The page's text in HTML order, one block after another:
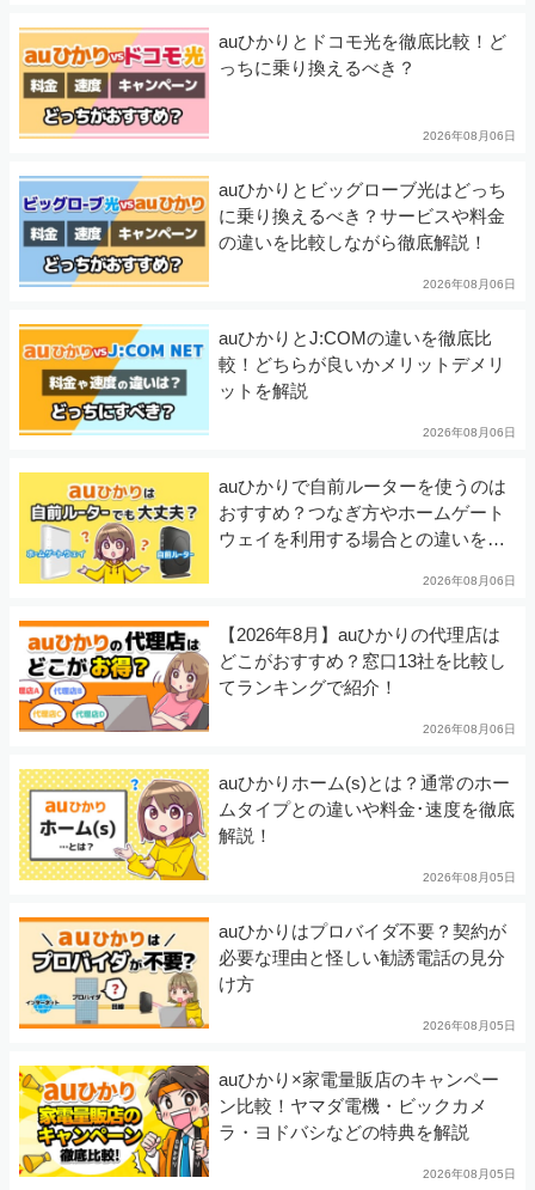
auひかりとドコモ光を徹底比較！ど
っちに乗り換えるべき？
2026年08月06日
auひかりとビッグローブ光はどっち
に乗り換えるべき？サービスや料金
の違いを比較しながら徹底解説！
2026年08月06日
auひかりとJ:COMの違いを徹底比
較！どちらが良いかメリットデメリ
ットを解説
2026年08月06日
auひかりで自前ルーターを使うのは
おすすめ？つなぎ方やホームゲート
ウェイを利用する場合との違いを徹
2026年08月06日
【2026年8月】auひかりの代理店は
どこがおすすめ？窓口13社を比較し
てランキングで紹介！
2026年08月06日
auひかりホーム(s)とは？通常のホー
ムタイプとの違いや料金･速度を徹底
解説！
2026年08月05日
auひかりはプロバイダ不要？契約が
必要な理由と怪しい勧誘電話の見分
け方
2026年08月05日
auひかり×家電量販店のキャンペー
ン比較！ヤマダ電機・ビックカメ
ラ・ヨドバシなどの特典を解説
2026年08月05日